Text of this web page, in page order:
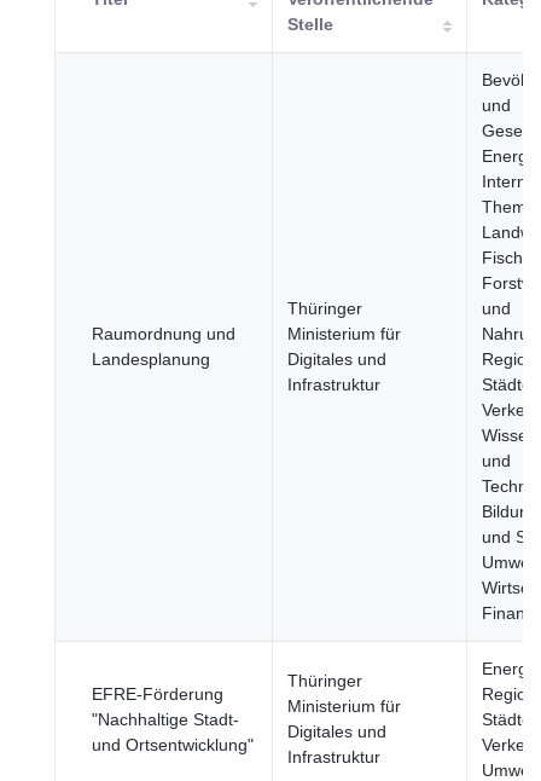
Stelle
Raumordnung und
Landesplanung
Thüringer
Ministerium für
Digitales und
Infrastruktur
und
und
Städte,
und
und
EFRE-Förderung
"Nachhaltige Stadt-
und Ortsentwicklung"
Thüringer
Ministerium für
Digitales und
Infrastruktur
Städte,
Umwelt